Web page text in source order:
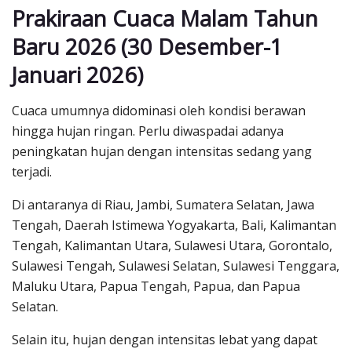
Prakiraan Cuaca Malam Tahun
Baru 2026 (30 Desember-1
Januari 2026)
Cuaca umumnya didominasi oleh kondisi berawan
hingga hujan ringan. Perlu diwaspadai adanya
peningkatan hujan dengan intensitas sedang yang
terjadi.
Di antaranya di Riau, Jambi, Sumatera Selatan, Jawa
Tengah, Daerah Istimewa Yogyakarta, Bali, Kalimantan
Tengah, Kalimantan Utara, Sulawesi Utara, Gorontalo,
Sulawesi Tengah, Sulawesi Selatan, Sulawesi Tenggara,
Maluku Utara, Papua Tengah, Papua, dan Papua
Selatan.
Selain itu, hujan dengan intensitas lebat yang dapat